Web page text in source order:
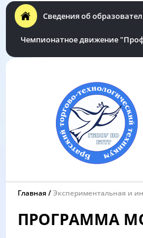
Сведения об
Чемпионатное движение
Главная Экспериментальная и
ПРОГРАММА